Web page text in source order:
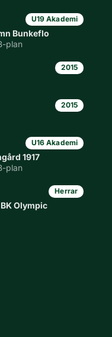
U19 Akademi
Bunkeflo
plan
2015
2015
U16 Akademi
1917
plan
Herrar
Olympic